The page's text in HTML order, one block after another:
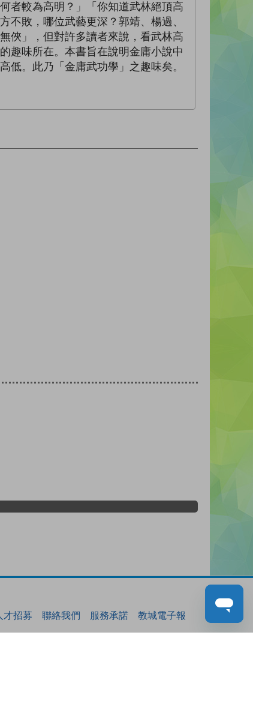
者較為高明？」「你知道武林絕頂高
不敗，哪位武藝更深？郭靖、楊過、
俠」，但對許多讀者來說，看武林高
趣味所在。本書旨在說明金庸小說中
低。此乃「金庸武功學」之趣味矣。
才招募 聯絡我們 服務承諾 教城電子報